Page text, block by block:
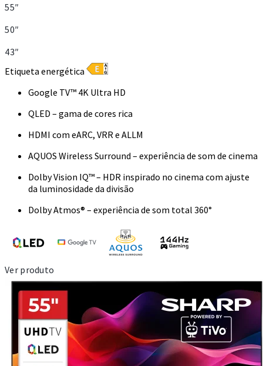
55″
50″
43″
Etiqueta energética
Google TV™ 4K Ultra HD
QLED – gama de cores rica
HDMI com eARC, VRR e ALLM
AQUOS Wireless Surround – experiência de som de cinema
Dolby Vision IQ™ – HDR inspirado no cinema com ajuste
da luminosidade da divisão
Dolby Atmos® – experiência de som total 360°
Ver produto